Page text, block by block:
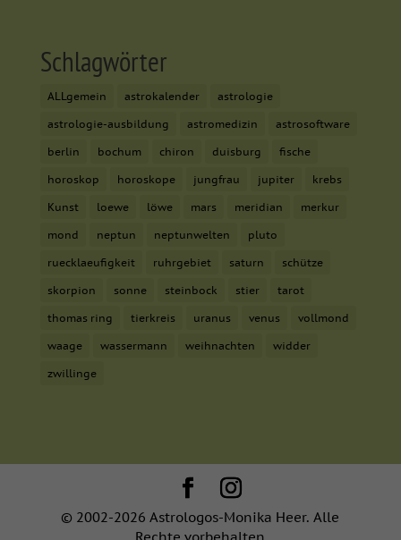
Schlagwörter
ALLgemein astrokalender astrologie
astrologie-ausbildung astromedizin astrosoftware
berlin bochum chiron duisburg fische
horoskop horoskope jungfrau jupiter krebs
Kunst loewe löwe mars meridian merkur
mond neptun neptunwelten pluto
ruecklaeufigkeit ruhrgebiet saturn schütze
skorpion sonne steinbock stier tarot
thomas ring tierkreis uranus venus vollmond
waage wassermann weihnachten widder
zwillinge
© 2002-2026 Astrologos-Monika Heer. Alle